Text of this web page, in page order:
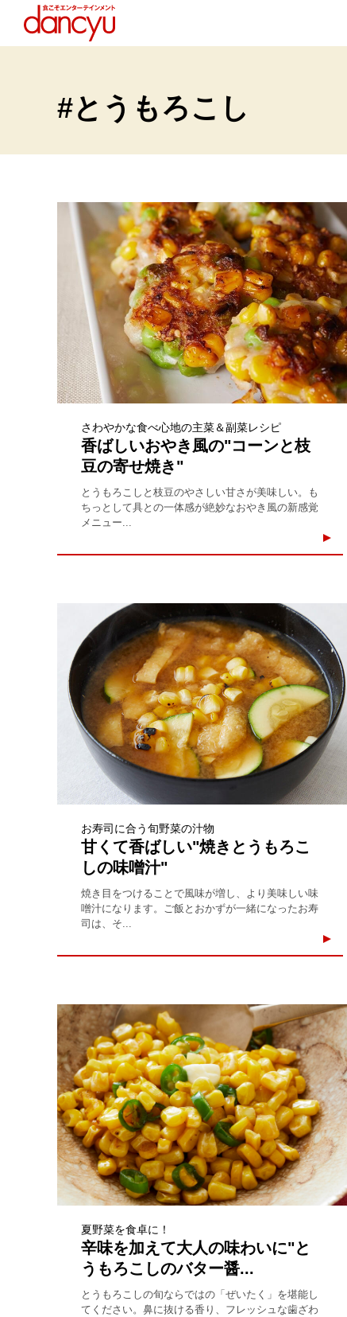
#とうもろこし
さわやかな食べ心地の主菜＆副菜レシピ
香ばしいおやき風の"コーンと枝
豆の寄せ焼き"
とうもろこしと枝豆のやさしい甘さが美味しい。も
ちっとして具との一体感が絶妙なおやき風の新感覚
メニュー...
お寿司に合う旬野菜の汁物
甘くて香ばしい"焼きとうもろこ
しの味噌汁"
焼き目をつけることで風味が増し、より美味しい味
噌汁になります。ご飯とおかずが一緒になったお寿
司は、そ...
夏野菜を食卓に！
辛味を加えて大人の味わいに"と
うもろこしのバター醤...
とうもろこしの旬ならではの「ぜいたく」を堪能し
てください。鼻に抜ける香り、フレッシュな歯ざわ